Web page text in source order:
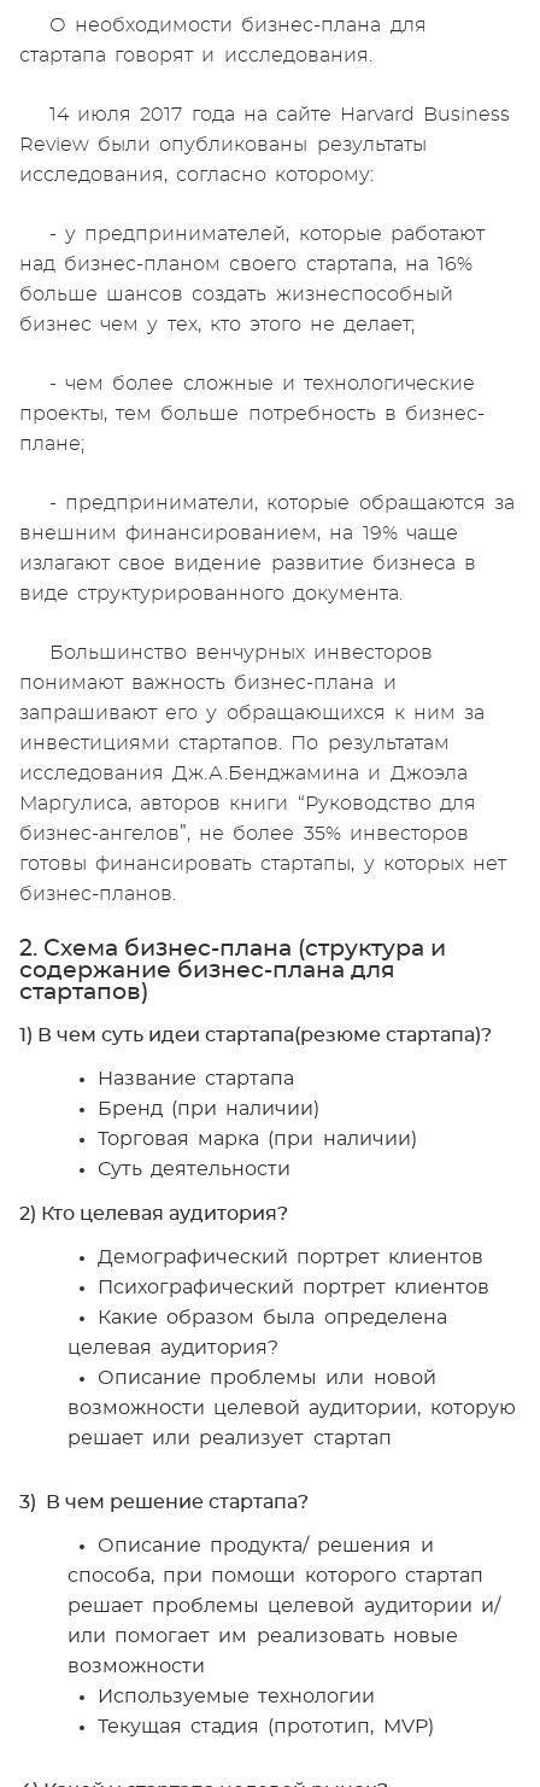
О необходимости бизнес-плана для
стартапа говорят и исследования.
14 июля 2017 года на сайте Harvard Business
Review были опубликованы результаты
исследования, согласно которому:
- у предпринимателей, которые работают
над бизнес-планом своего стартапа, на 16%
больше шансов создать жизнеспособный
бизнес чем у тех, кто этого не делает;
- чем более сложные и технологические
проекты, тем больше потребность в бизнес-
плане;
- предприниматели, которые обращаются за
внешним финансированием, на 19% чаще
излагают свое видение развитие бизнеса в
виде структурированного документа.
Большинство венчурных инвесторов
понимают важность бизнес-плана и
запрашивают его у обращающихся к ним за
инвестициями стартапов. По результатам
исследования Дж.А.Бенджамина и Джоэла
Маргулиса, авторов книги “Руководство для
бизнес-ангелов”, не более 35% инвесторов
готовы финансировать стартапы, у которых нет
бизнес-планов.
2. Схема бизнес-плана (структура и
содержание бизнес-плана для
стартапов)
1) В чем суть идеи стартапа(резюме стартапа)?
Название стартапа
Бренд (при наличии)
Торговая марка (при наличии)
Суть деятельности
2) Кто целевая аудитория?
Демографический портрет клиентов
Психографический портрет клиентов
Какие образом была определена
целевая аудитория?
Описание проблемы или новой
возможности целевой аудитории, которую
решает или реализует стартап
3) В чем решение стартапа?
Описание продукта/ решения и
способа, при помощи которого стартап
решает проблемы целевой аудитории и/
или помогает им реализовать новые
возможности
Используемые технологии
Текущая стадия (прототип, MVP)